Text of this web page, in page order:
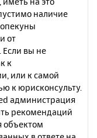
наличие
от
вы не
к
или к самой
к юрисконсульту.
администрация
рекомендаций
объектом